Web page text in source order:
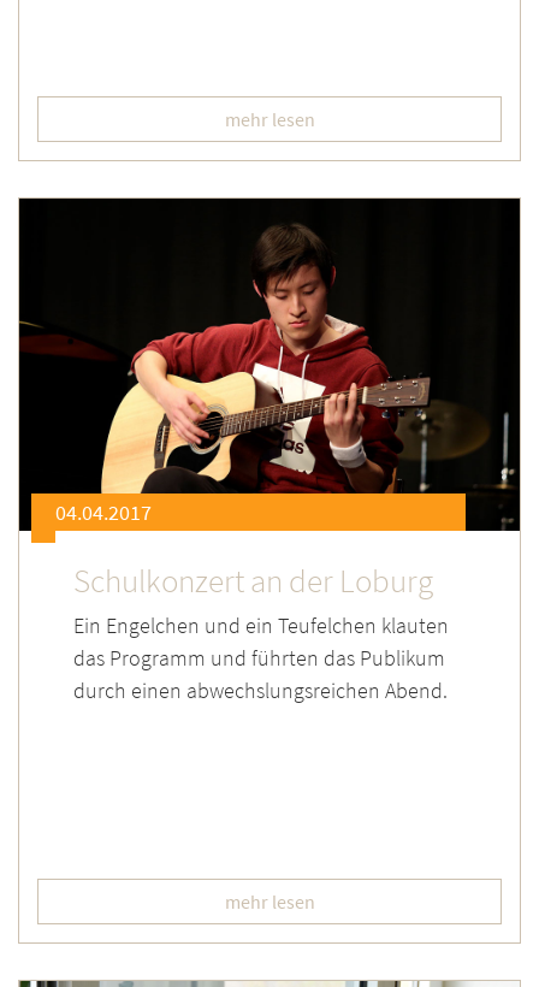
mehr lesen
04.04.2017
Schulkonzert an der Loburg
Ein Engelchen und ein Teufelchen klauten
das Programm und führten das Publikum
durch einen abwechslungsreichen Abend.
mehr lesen